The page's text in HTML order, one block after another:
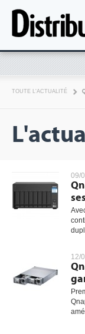
TOUTE L'ACTUALITÉ
09/
12/